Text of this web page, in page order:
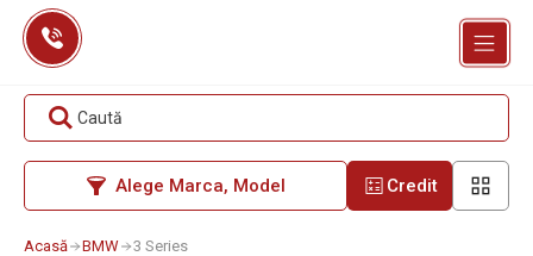
Skip
content
Caută
Alege Marca, Model Credit
Acasă BMW 3 Series